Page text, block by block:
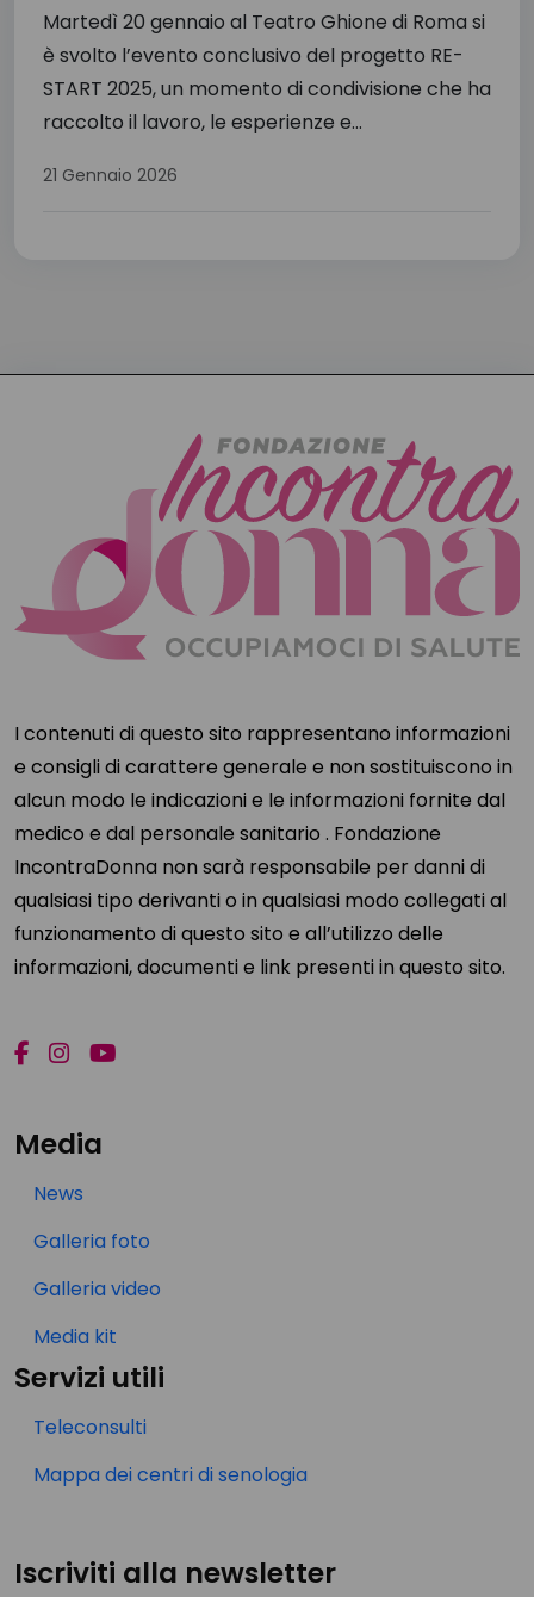
Martedì 20 gennaio al Teatro Ghione di Roma si
è svolto l’evento conclusivo del progetto RE-
START 2025, un momento di condivisione che ha
raccolto il lavoro, le esperienze e...
21 Gennaio 2026
I contenuti di questo sito rappresentano informazioni
e consigli di carattere generale e non sostituiscono in
alcun modo le indicazioni e le informazioni fornite dal
medico e dal personale sanitario . Fondazione
IncontraDonna non sarà responsabile per danni di
qualsiasi tipo derivanti o in qualsiasi modo collegati al
funzionamento di questo sito e all’utilizzo delle
informazioni, documenti e link presenti in questo sito.
Media
News
Galleria foto
Galleria video
Media kit
Servizi utili
Teleconsulti
Mappa dei centri di senologia
Iscriviti alla newsletter